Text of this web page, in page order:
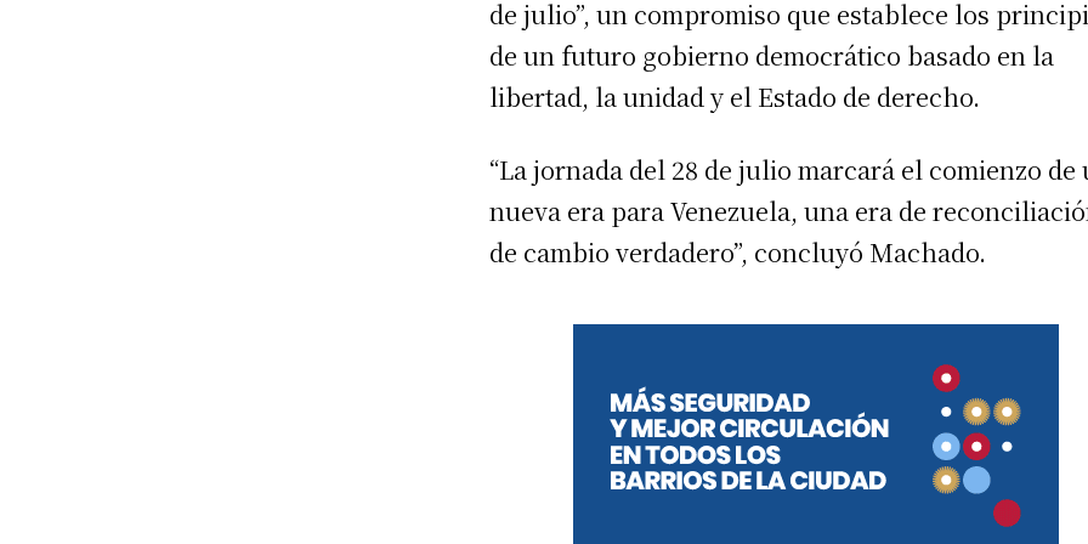
de julio”, un compromiso que establece los
de un futuro gobierno democrático basado en la
libertad, la unidad y el Estado de derecho.
“La jornada del 28 de julio marcará el comienzo de
nueva era para Venezuela, una era de
de cambio verdadero”, concluyó Machado.